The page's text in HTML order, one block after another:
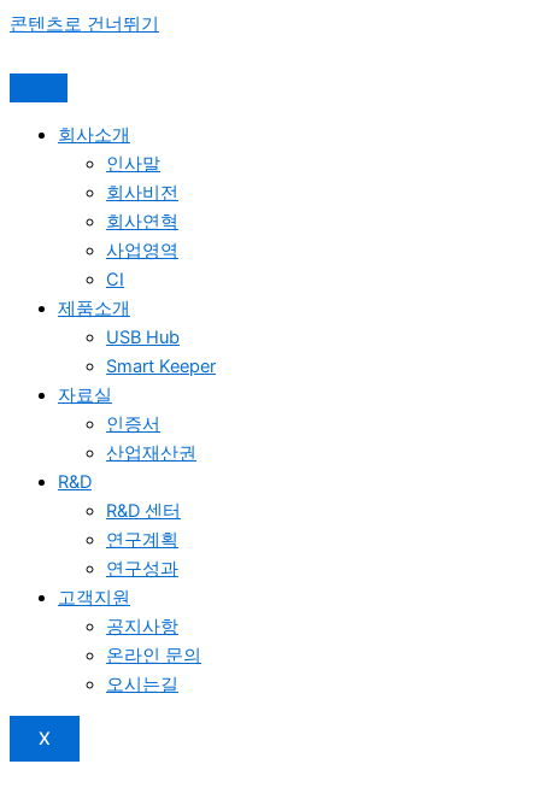
콘텐츠로 건너뛰기
회사소개
인사말
회사비전
회사연혁
사업영역
CI
제품소개
USB Hub
Smart Keeper
자료실
인증서
산업재산권
R&D
R&D 센터
연구계획
연구성과
고객지원
공지사항
온라인 문의
오시는길
X